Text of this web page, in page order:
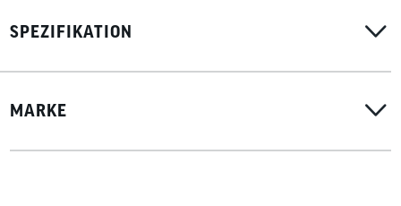
SPEZIFIKATION
MARKE